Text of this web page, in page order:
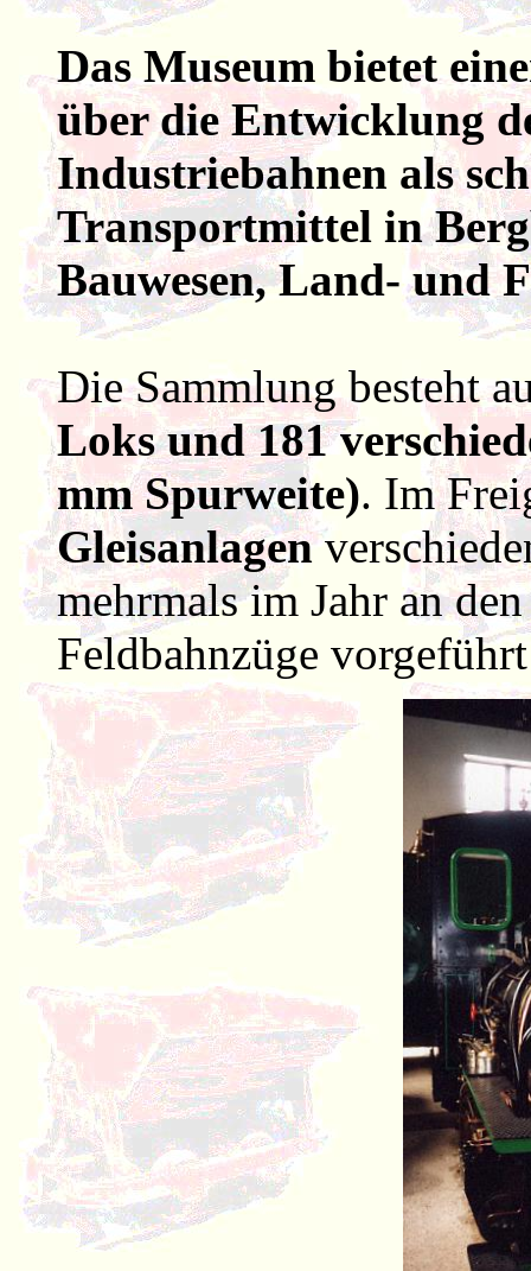
Das Museum bietet
über die Entwicklung
Industriebahnen als
Transportmittel in
Bauwesen, Land- und
Die Sammlung besteht
Loks und 181
mm Spurweite). Im
Gleisanlagen
mehrmals im Jahr an
Feldbahnzüge